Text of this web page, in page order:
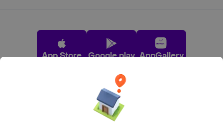
App Store Google play AppGallery
Pide tu comida favorita cerca de ti